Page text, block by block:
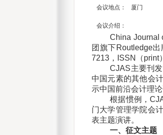
会议地点： 厦门
会议介绍：
China Journal
团旗下Routledge
7213，ISSN（print
CJAS主要刊
中国元素的其他会
示中国前沿会计理
根据惯例，
门大学管理学院会
表主题演讲。
一、征文主题